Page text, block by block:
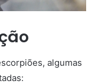
algumas